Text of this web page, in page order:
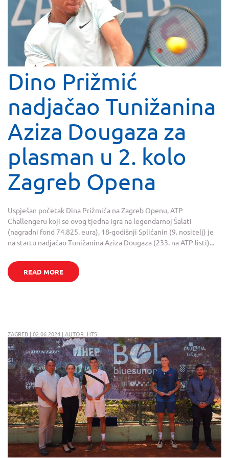
Dino Prižmić
nadjačao Tunižanina
Aziza Dougaza za
plasman u 2. kolo
Zagreb Opena
Uspješan početak Dina Prižmića na Zagreb Openu, ATP
Challengeru koji se ovog tjedna igra na legendarnoj Šalati
(nagradni fond 74.825. eura), 18-godišnji Splićanin (9. nositelj) je
na startu nadjačao Tunižanina Aziza Dougaza (233. na ATP listi)...
READ MORE
ZAGREB | 02.06.2024 | AUTOR: HTS